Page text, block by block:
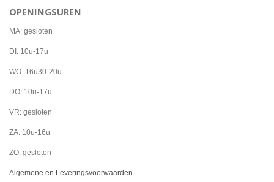
e
o
t
g
m
t
OPENINGSUREN
MA: gesloten
DI: 10u-17u
WO: 16u30-20u
DO: 10u-17u
VR: gesloten
ZA: 10u-16u
ZO: gesloten
Algemene en Leveringsvoorwaarden